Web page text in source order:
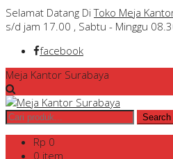
Selamat Datang DiToko Meja
s/d jam 17.00 , Sabtu - Minggu
facebook
Meja Kantor Surabaya
Rp 0
0 item